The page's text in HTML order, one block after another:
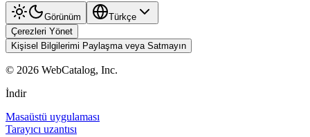
Görünüm
Türkçe
Çerezleri Yönet
Kişisel Bilgilerimi Paylaşma veya Satmayın
© 2026 WebCatalog, Inc.
İndir
Masaüstü uygulaması
Tarayıcı uzantısı